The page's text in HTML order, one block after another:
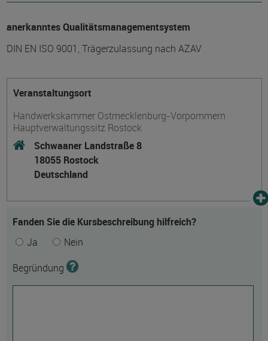
anerkanntes Qualitätsmanagementsystem
DIN EN ISO 9001, Trägerzulassung nach AZAV
Veranstaltungsort
Handwerkskammer Ostmecklenburg-Vorpommern
Hauptverwaltungssitz Rostock
Schwaaner Landstraße 8
18055 Rostock
Deutschland
Fanden Sie die Kursbeschreibung hilfreich?
Ja
Nein
Begründung